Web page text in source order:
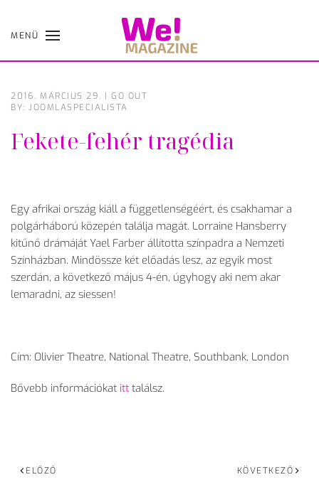
Skip
MENÜ
2016. MÁRCIUS 29. | GO OUT
BY: JOOMLASPECIALISTA
Fekete-fehér tragédia
Egy afrikai ország kiáll a függetlenségéért, és csakhamar a
polgárháború közepén találja magát. Lorraine Hansberry
kitűnő drámáját Yael Farber állította színpadra a Nemzeti
Színházban. Mindössze két előadás lesz, az egyik most
szerdán, a következő május 4-én, úgyhogy aki nem akar
lemaradni, az siessen!
Cím: Olivier Theatre, National Theatre, Southbank, London
Bővebb információkat itt találsz.
ELŐZŐ KÖVETKEZŐ